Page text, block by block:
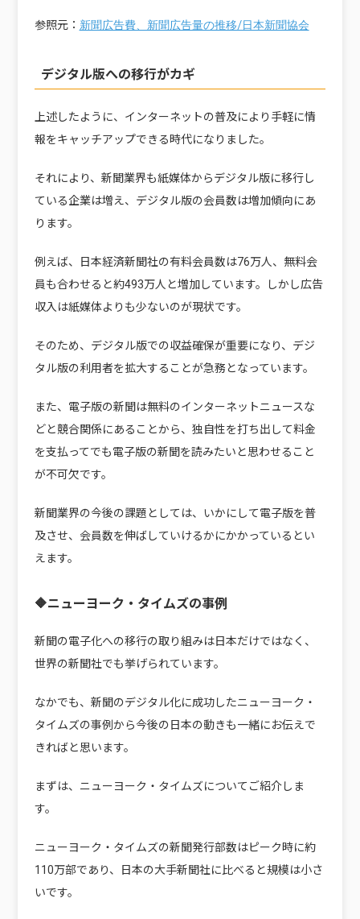
参照元： 新聞広告費、新聞広告量の推移/日本新聞協会
デジタル版への移行がカギ
上述したように、インターネットの普及により手軽に情
報をキャッチアップできる時代になりました。
それにより、新聞業界も紙媒体からデジタル版に移行し
ている企業は増え、デジタル版の会員数は増加傾向にあ
ります。
例えば、日本経済新聞社の有料会員数は76万人、無料会
員も合わせると約493万人と増加しています。しかし広告
収入は紙媒体よりも少ないのが現状です。
そのため、デジタル版での収益確保が重要になり、デジ
タル版の利用者を拡大することが急務となっています。
また、電子版の新聞は無料のインターネットニュースな
どと競合関係にあることから、独自性を打ち出して料金
を支払ってでも電子版の新聞を読みたいと思わせること
が不可欠です。
新聞業界の今後の課題としては、いかにして電子版を普
及させ、会員数を伸ばしていけるかにかかっているとい
えます。
🔶ニューヨーク・タイムズの事例
新聞の電子化への移行の取り組みは日本だけではなく、
世界の新聞社でも挙げられています。
なかでも、新聞のデジタル化に成功したニューヨーク・
タイムズの事例から今後の日本の動きも一緒にお伝えで
きればと思います。
まずは、ニューヨーク・タイムズについてご紹介しま
す。
ニューヨーク・タイムズの新聞発行部数はピーク時に約
110万部であり、日本の大手新聞社に比べると規模は小さ
いです。